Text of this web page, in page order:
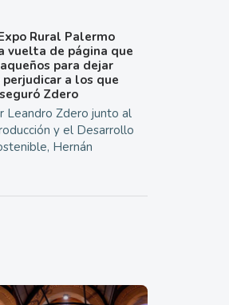
Rural Palermo
vuelta de página que
para dejar
a los que
Zdero
Leandro Zdero junto al
y el Desarrollo
Hernán